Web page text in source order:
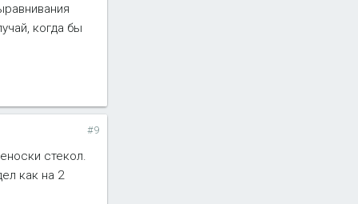
когда бы
#9
стекол.
как на 2